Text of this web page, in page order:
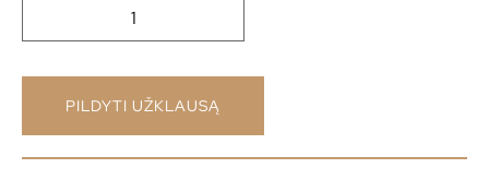
PILDYTI UŽKLAUSĄ